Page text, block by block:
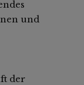
und
der